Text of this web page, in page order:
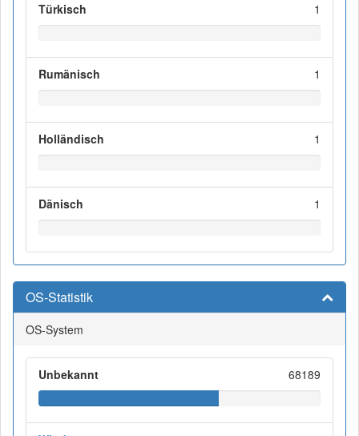
Türkisch 1
Rumänisch 1
Holländisch 1
Dänisch 1
OS-Statistik
OS-System
Unbekannt 68189